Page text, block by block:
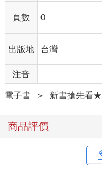
頁數 0
出版地 台灣
注音
電子書 ＞ 新書搶先看★
商品評價